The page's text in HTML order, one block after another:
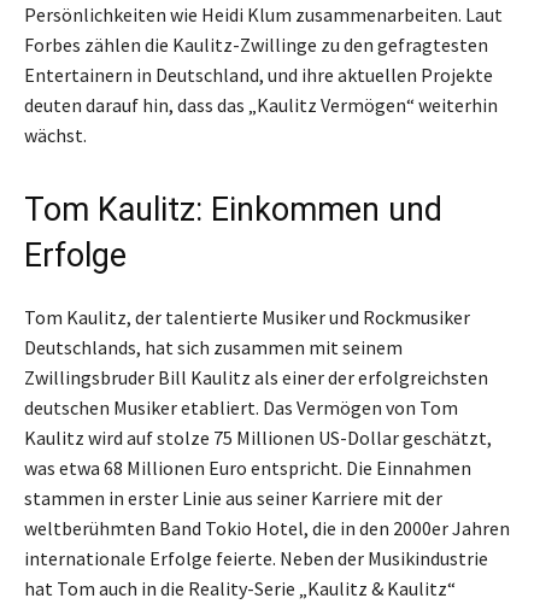
Persönlichkeiten wie Heidi Klum zusammenarbeiten. Laut
Forbes zählen die Kaulitz-Zwillinge zu den gefragtesten
Entertainern in Deutschland, und ihre aktuellen Projekte
deuten darauf hin, dass das „Kaulitz Vermögen“ weiterhin
wächst.
Tom Kaulitz: Einkommen und
Erfolge
Tom Kaulitz, der talentierte Musiker und Rockmusiker
Deutschlands, hat sich zusammen mit seinem
Zwillingsbruder Bill Kaulitz als einer der erfolgreichsten
deutschen Musiker etabliert. Das Vermögen von Tom
Kaulitz wird auf stolze 75 Millionen US-Dollar geschätzt,
was etwa 68 Millionen Euro entspricht. Die Einnahmen
stammen in erster Linie aus seiner Karriere mit der
weltberühmten Band Tokio Hotel, die in den 2000er Jahren
internationale Erfolge feierte. Neben der Musikindustrie
hat Tom auch in die Reality-Serie „Kaulitz & Kaulitz“